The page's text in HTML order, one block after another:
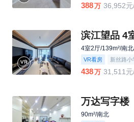
388万 36,952
滨江望品 4
4室2厅/139m²/南
VR看房 新丝路小
438万 31,511
万达写字楼
90m²/南北